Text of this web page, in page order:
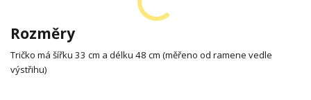
Rozměry
Tričko má šířku 33 cm a délku 48 cm (měřeno od ramene vedle
výstřihu)